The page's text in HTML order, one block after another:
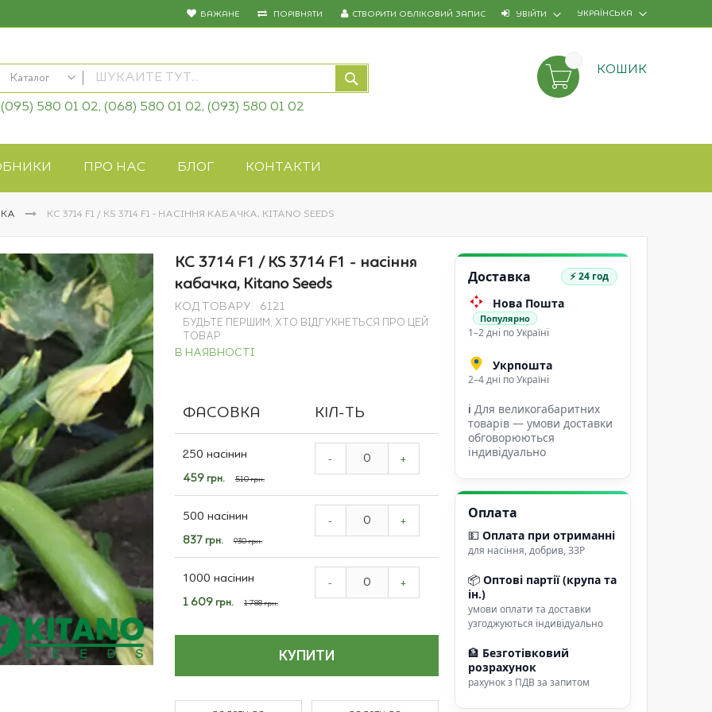
УКРАЇНСЬКА
БАЖАНЕ ПОРІВНЯТИ УВІЙТИ
СТВОРИТИ ОБЛІКОВИЙ ЗАПИС
Каталог
КАТАЛОГ
Системи поливу
Укривні матеріали
Товари для дому
Крупи оптом
Польові культури
(095) 580 01 02, (068) 580 01 02, (093) 580 01 02
КОШИК
ПРО НАС БЛОГ КОНТАКТИ
КС 3714 F1 / KS 3714 F1 - НАСІННЯ КАБАЧКА, KITANO SEEDS
КС 3714 F1 / KS 3714 F1 - насіння
кабачка, Kitano Seeds
КОД ТОВАРУ 6121
БУДЬТЕ ПЕРШИМ, ХТО ВІДГУКНЕТЬСЯ ПРО ЦЕЙ
ТОВАР
В НАЯВНОСТІ
product
ФАСОВКА КІЛ-ТЬ
250 насінин
Спеціальна
459 грн. 510 грн.
- +
500 насінин
Спеціальна
837 грн. 930 грн.
- +
1000 насінин
Спеціальна
1 609 грн. 1 788 грн.
- +
КУПИТИ
Доставка ⚡ 24 год
Нова Пошта
Популярно
1–2 дні по Україні
Укрпошта
2–4 дні по Україні
ℹДля великогабаритних
товарів — умови доставки
обговорюються
індивідуально
Оплата
💵Оплата при отриманні
для насіння, добрив, ЗЗР
📦Оптові партії (крупа та
ін.)
умови оплати та доставки
узгоджуються індивідуально
🏦 Безготівковий
розрахунок
рахунок з ПДВ за запитом